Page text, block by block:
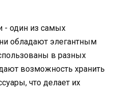
- один из самых
обладают элегантным
в разных
возможность хранить
что делает их